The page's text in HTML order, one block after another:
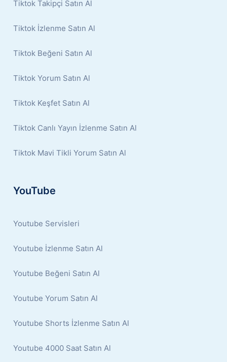
Tiktok Takipçi Satın Al
Tiktok İzlenme Satın Al
Tiktok Beğeni Satın Al
Tiktok Yorum Satın Al
Tiktok Keşfet Satın Al
Tiktok Canlı Yayın İzlenme Satın Al
Tiktok Mavi Tikli Yorum Satın Al
YouTube
Youtube Servisleri
Youtube İzlenme Satın Al
Youtube Beğeni Satın Al
Youtube Yorum Satın Al
Youtube Shorts İzlenme Satın Al
Youtube 4000 Saat Satın Al